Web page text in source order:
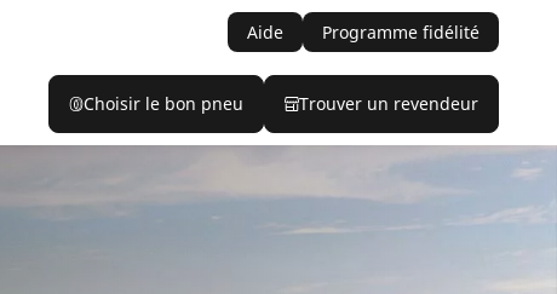
Aide Programme fidélité
Choisir le bon pneu Trouver un revendeur